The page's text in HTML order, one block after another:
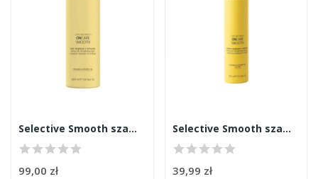
Selective Smooth szampon 1000ml
99,00 zł
Selective Smooth szampon 275ml
39,99 zł